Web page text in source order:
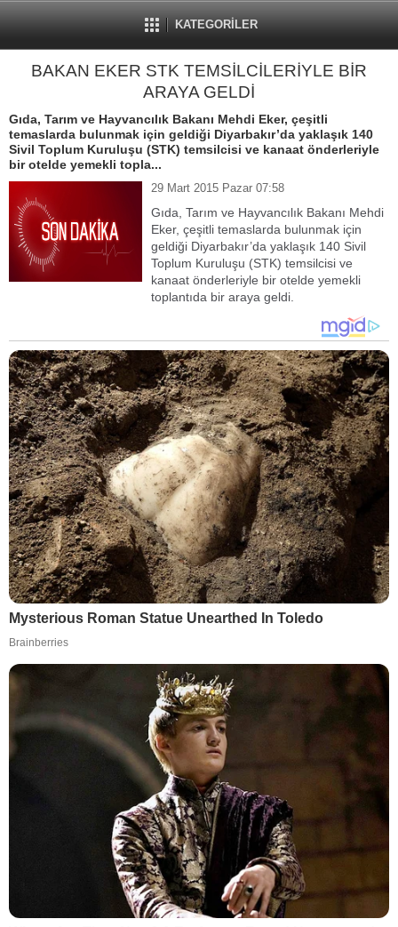
KATEGORİLER
BAKAN EKER STK TEMSİLCİLERİYLE BİR
ARAYA GELDİ
Gıda, Tarım ve Hayvancılık Bakanı Mehdi Eker, çeşitli
temaslarda bulunmak için geldiği Diyarbakır’da yaklaşık 140
Sivil Toplum Kuruluşu (STK) temsilcisi ve kanaat önderleriyle
bir otelde yemekli topla...
29 Mart 2015 Pazar 07:58
Gıda, Tarım ve Hayvancılık Bakanı Mehdi
Eker, çeşitli temaslarda bulunmak için
geldiği Diyarbakır’da yaklaşık 140 Sivil
Toplum Kuruluşu (STK) temsilcisi ve
kanaat önderleriyle bir otelde yemekli
toplantıda bir araya geldi.